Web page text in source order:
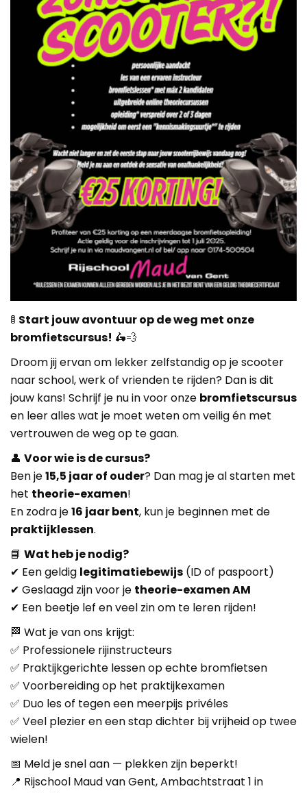
🚦 Start jouw avontuur op de weg met onze
bromfietscursus! 🛵💨
Droom jij ervan om lekker zelfstandig op je scooter
naar school, werk of vrienden te rijden? Dan is dit
jouw kans! Schrijf je nu in voor onze bromfietscursus
en leer alles wat je moet weten om veilig én met
vertrouwen de weg op te gaan.
👤 Voor wie is de cursus?
Ben je15,5 jaar of ouder? Dan mag je al starten met
het theorie-examen!
En zodra je16 jaar bent, kun je beginnen met de
praktijklessen.
📘 Wat heb je nodig?
✔ Een geldig legitimatiebewijs (ID of paspoort)
✔ Geslaagd zijn voor je theorie-examen AM
✔ Een beetje lef en veel zin om te leren rijden!
🏁 Wat je van ons krijgt:
✅ Professionele rijinstructeurs
✅ Praktijkgerichte lessen op echte bromfietsen
✅ Voorbereiding op het praktijkexamen
✅ Duo les of tegen een meerpijs privéles
✅ Veel plezier en een stap dichter bij vrijheid op twee
wielen!
📅 Meld je snel aan — plekken zijn beperkt!
📍 Rijschool Maud van Gent, Ambachtstraat 1 in